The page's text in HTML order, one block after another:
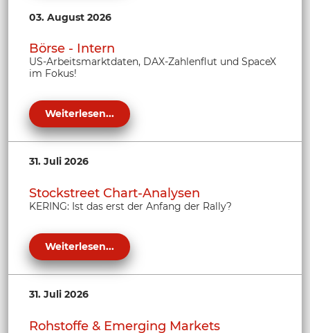
03. August 2026
Börse - Intern
US-Arbeitsmarktdaten, DAX-Zahlenflut und SpaceX
im Fokus!
Weiterlesen...
31. Juli 2026
Stockstreet Chart-Analysen
KERING: Ist das erst der Anfang der Rally?
Weiterlesen...
31. Juli 2026
Rohstoffe & Emerging Markets